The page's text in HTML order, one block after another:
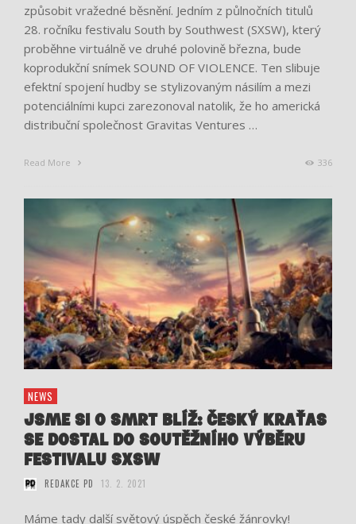
způsobit vražedné běsnění. Jedním z půlnočních titulů
28. ročníku festivalu South by Southwest (SXSW), který
proběhne virtuálně ve druhé polovině března, bude
koprodukční snímek SOUND OF VIOLENCE. Ten slibuje
efektní spojení hudby se stylizovaným násilím a mezi
potenciálními kupci zarezonoval natolik, že ho americká
distribuční společnost Gravitas Ventures …
Read More 336
NEWS
JSME SI O SMRT BLÍŽ: ČESKÝ KRAŤAS
SE DOSTAL DO SOUTĚŽNÍHO VÝBĚRU
FESTIVALU SXSW
REDAKCE PD 13. 2. 2021
Máme tady další světový úspěch české žánrovky!